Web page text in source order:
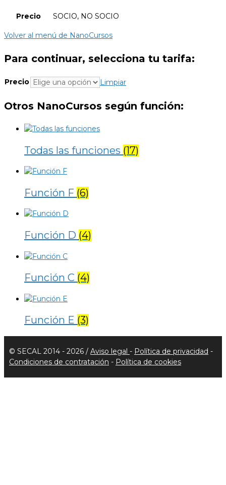
Precio SOCIO, NO SOCIO
Volver al menú de NanoCursos
Para continuar, selecciona tu tarifa:
Precio Limpiar
Otros NanoCursos según función:
Todas las funciones (17)
Función F (6)
Función D (4)
Función C (4)
Función E (3)
© SECAL 2014 - 2026 / Aviso legal - Política de privacidad -
Condiciones de contratación - Política de cookies